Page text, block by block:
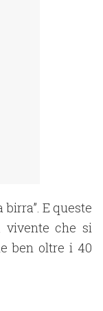
E queste
vivente che si
ben oltre i 40